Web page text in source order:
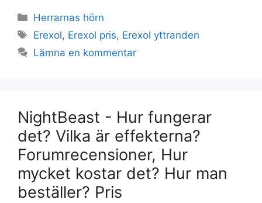
Kategorier
Herrarnas hörn
Taggar
Erexol, Erexol pris, Erexol yttranden
Lämna en kommentar
NightBeast - Hur fungerar
det? Vilka är effekterna?
Forumrecensioner, Hur
mycket kostar det? Hur man
beställer? Pris